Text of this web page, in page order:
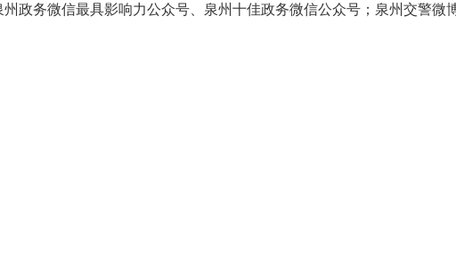
政务微信最具影响力公众号、泉州十佳政务微信公众号；泉州交警微